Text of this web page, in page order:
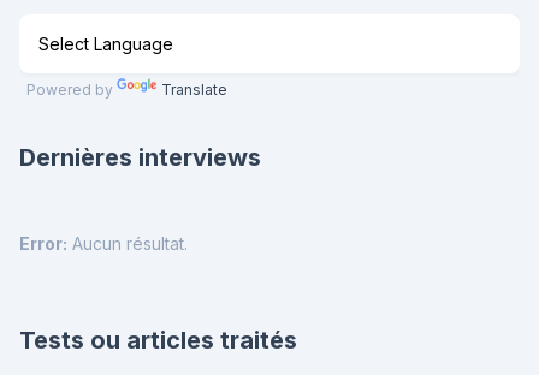
Powered by Translate
Dernières interviews
Error: Aucun résultat.
Tests ou articles traités